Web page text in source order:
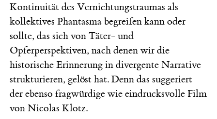
Kontinuität des Vernichtungstraumas als
kollektives Phantasma begreifen kann oder
sollte, das sich von Täter- und
Opferperspektiven, nach denen wir die
historische Erinnerung in divergente Narrative
strukturieren, gelöst hat. Denn das suggeriert
der ebenso fragwürdige wie eindrucksvolle Film
von ­Nicolas Klotz.